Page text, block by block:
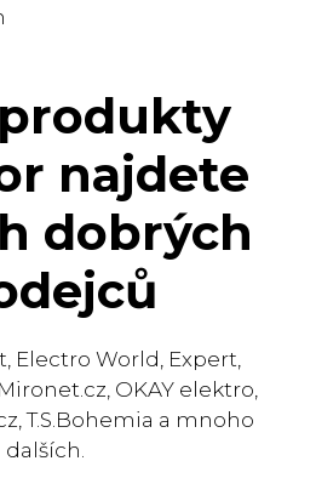
najdete
dobrých
Electro World, Expert,
OKAY elektro,
T.S.Bohemia a mnoho
dalších.